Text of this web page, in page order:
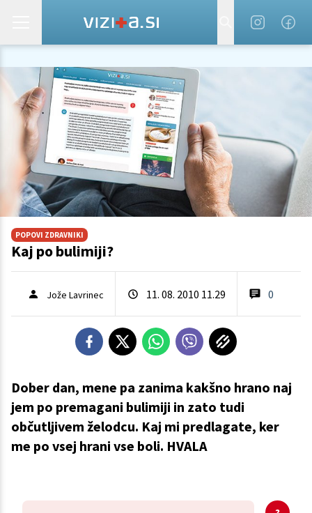
POPOVI ZDRAVNIKI
Kaj po bulimiji?
Jože Lavrinec 11. 08. 2010 11.29 0
Dober dan, mene pa zanima kakšno hrano naj
jem po premagani bulimiji in zato tudi
občutljivem želodcu. Kaj mi predlagate, ker
me po vsej hrani vse boli. HVALA